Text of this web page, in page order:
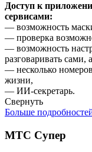
Доступ к
сервисами:
— возможность
— проверка
— возможность
разговаривать сами,
— несколько
жизни,
— ИИ-секретарь.
Свернуть
Больше
МТС Супер